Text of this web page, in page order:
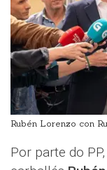
Rubén Lorenzo con
Por parte do